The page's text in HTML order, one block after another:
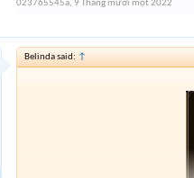
023765545a, 9 Tháng mười một 2022
Belinda said: ↑